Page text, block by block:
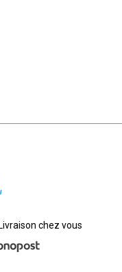
Livraison chez vous